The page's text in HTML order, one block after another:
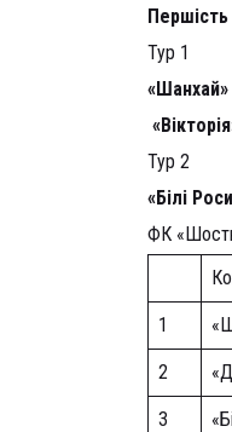
Тур 1
Тур 2
«Білі
ФК
1
2
3